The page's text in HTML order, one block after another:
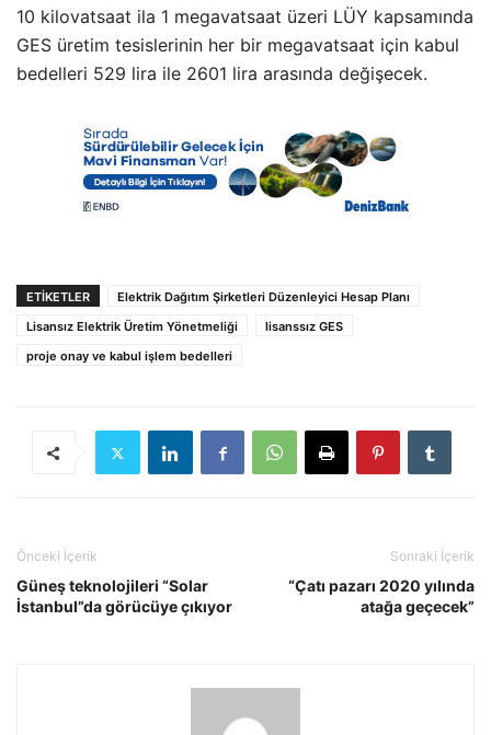
10 kilovatsaat ila 1 megavatsaat üzeri LÜY kapsamında
GES üretim tesislerinin her bir megavatsaat için kabul
bedelleri 529 lira ile 2601 lira arasında değişecek.
ETIKETLER
Elektrik Dağıtım Şirketleri Düzenleyici Hesap Planı
Lisansız Elektrik Üretim Yönetmeliği
lisanssız GES
proje onay ve kabul işlem bedelleri
Önceki İçerik
Güneş teknolojileri “Solar
İstanbul”da görücüye çıkıyor
Sonraki İçerik
“Çatı pazarı 2020 yılında
atağa geçecek”